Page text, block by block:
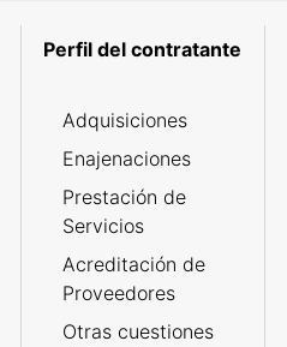
Perfil del contratante
Adquisiciones
Enajenaciones
Prestación de
Servicios
Acreditación de
Proveedores
Otras cuestiones